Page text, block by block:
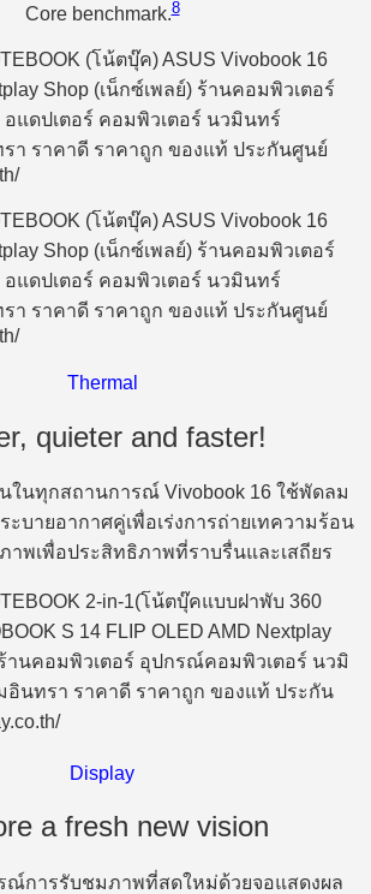
Core benchmark.8
Thermal
quieter and faster!
ในทุกสถานการณ์ Vivobook 16 ใช้พัดลม
ะบายอากาศคู่เพื่อเร่งการถ่ายเทความร้อน
าพเพื่อประสิทธิภาพที่ราบรื่นและเสถียร
Display
a fresh new vision
ณ์การรับชมภาพที่สดใหม่ด้วยจอแสดงผล